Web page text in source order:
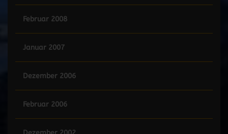
Februar 2008
Januar 2007
Dezember 2006
Februar 2006